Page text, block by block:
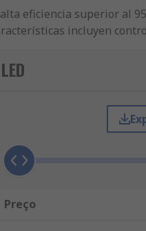
eficiencia superior al
incluyen
la fuente de
de automoción. Las
Preço